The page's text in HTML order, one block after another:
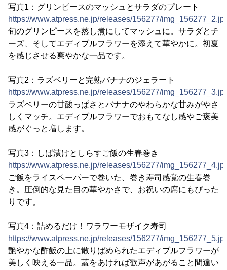
写真1：グリンピースのマッシュとサラダのプレート
https://www.atpress.ne.jp/releases/156277/
旬のグリンピースを蒸し煮にしてマッシュに。サラダとチ
ーズ、そしてエディブルフラワーを添えて華やかに。初夏
を感じさせる爽やかな一品です。
写真2：ラズベリーと完熟バナナのジェラート
https://www.atpress.ne.jp/releases/156277/
ラズベリーの甘酸っぱさとバナナのやわらかな甘みがやさ
しくマッチ。エディブルフラワーでおもてなし感やご褒美
感がぐっと増します。
写真3：しば漬けとしらすご飯の生春巻き
https://www.atpress.ne.jp/releases/156277/
ご飯をライスペーパーで巻いた、巻き寿司感覚の生春巻
き。圧倒的な見た目の華やかさで、お祝いの席にもぴった
りです。
写真4：詰めるだけ！ワラワーモザイク寿司
https://www.atpress.ne.jp/releases/156277/
艶やかな酢飯の上に散りばめられたエディブルフラワーが
美しく映える一品。蓋をあければ歓声があがること間違い